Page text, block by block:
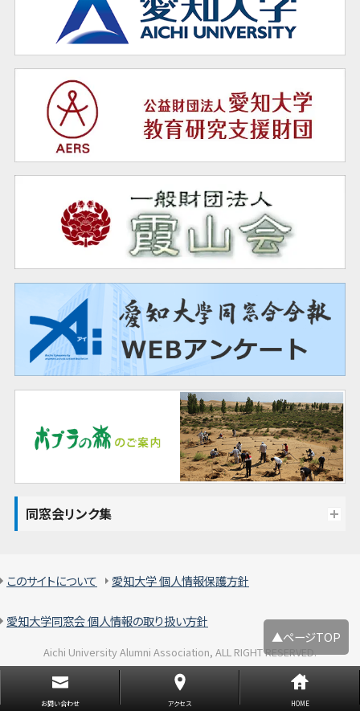
同窓会リンク集
▲ページTOP
このサイトについて 愛知大学 個人情報保護方針
愛知大学同窓会 個人情報の取り扱い方針
Aichi University Alumni Association, ALL RIGHT RESERVED.
お問い合わせ アクセス HOME